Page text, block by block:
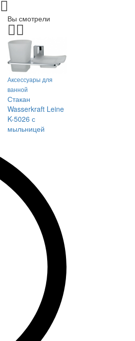
Вы смотрели
Аксессуары для
ванной
Стакан
Wasserkraft Leine
K-5026 с
мыльницей